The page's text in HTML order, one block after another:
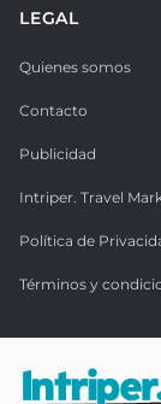
LEGAL
Quienes somos
Contacto
Publicidad
Intriper. Travel
Política de
Términos y